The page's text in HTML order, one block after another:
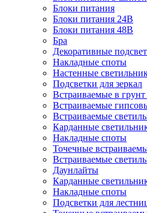
Блоки питания
Блоки питания 24В
Блоки питания 48В
Бра
Декоративные
Накладные споты
Настенные
Подсветки для зеркал
Встраиваемые в
Встраиваемые
Встраиваемые
Карданные
Накладные споты
Точечные
Встраиваемые
Даунлайты
Карданные
Накладные споты
Подсветки для